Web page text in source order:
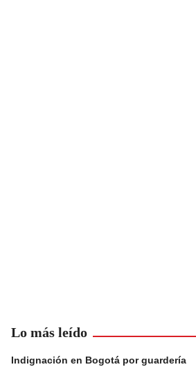
Lo más leído
Indignación en Bogotá por guardería